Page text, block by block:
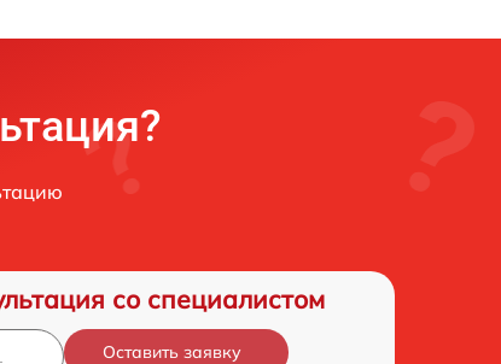
со специалистом
Оставить заявку